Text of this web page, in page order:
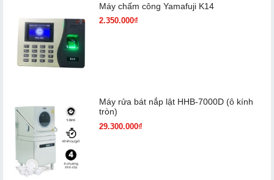
Máy chấm cô​ng Yamafuji K14
2.350.000₫
Máy rửa bát nắp lật HHB-7000D (ô kính
tròn)
29.300.000₫